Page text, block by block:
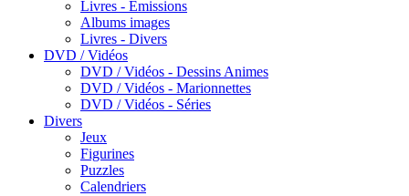
Livres - Emissions
Albums images
Livres - Divers
DVD / Vidéos
DVD / Vidéos - Dessins Animes
DVD / Vidéos - Marionnettes
DVD / Vidéos - Séries
Divers
Jeux
Figurines
Puzzles
Calendriers